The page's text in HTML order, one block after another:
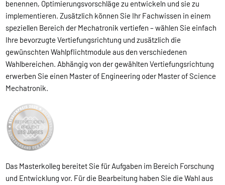
benennen, Optimierungsvorschläge zu entwickeln und sie zu
implementieren. Zusätzlich können Sie Ihr Fachwissen in einem
speziellen Bereich der Mechatronik vertiefen – wählen Sie einfach
Ihre bevorzugte Vertiefungsrichtung und zusätzlich die
gewünschten Wahlpflichtmodule aus den verschiedenen
Wahlbereichen. Abhängig von der gewählten Vertiefungsrichtung
erwerben Sie einen Master of Engineering oder Master of Science
Mechatronik.
Das Masterkolleg bereitet Sie für Aufgaben im Bereich Forschung
und Entwicklung vor. Für die Bearbeitung haben Sie die Wahl aus